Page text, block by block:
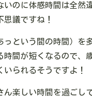
いのに体感時間は全然
思議ですね！
っという間の時間）を
時間が短くなるので、
いられるそうですよ！
ん楽しい時間を過ごし